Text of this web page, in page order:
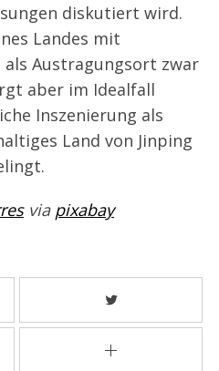
diskutiert wird.
Landes mit
als Austragungsort zwar
aber im Idealfall
Inszenierung als
Land von Jinping
via pixabay